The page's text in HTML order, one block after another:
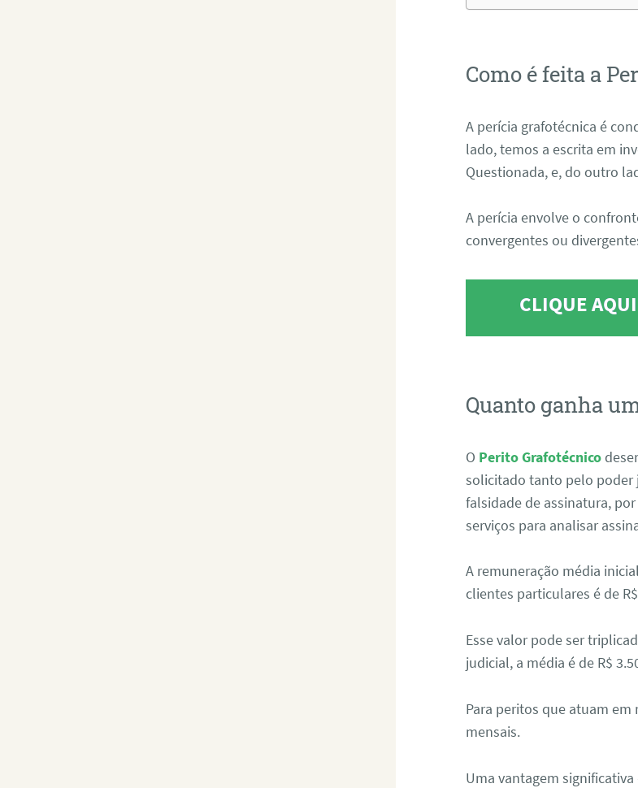
Como é feita a
A perícia grafotécnica é
lado, temos a escrita em
Questionada, e, do outro
A perícia envolve o
convergentes ou
CLIQUE
Quanto ganha
O Perito Grafotécnico
solicitado tanto pelo poder
falsidade de assinatura,
serviços para analisar
A remuneração média
clientes particulares é de
Esse valor pode ser
judicial, a média é de R$
Para peritos que atuam em
mensais.
Uma vantagem